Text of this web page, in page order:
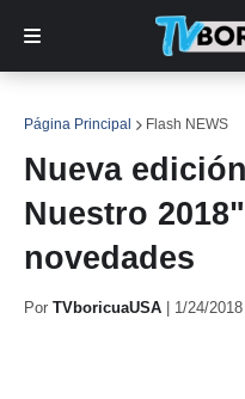
Página Principal Flash NEWS
Nueva
Nuestro
novedades
Por TVboricuaUSA 1/24/